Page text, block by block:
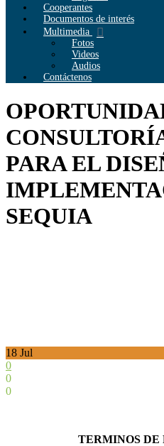
Cooperantes
Documentos de interés
Multimedia
Fotos
Videos
Audios
Contáctenos
PARA EL
SEQUIA
18 Jul
0
0
0
TERMINOS DE